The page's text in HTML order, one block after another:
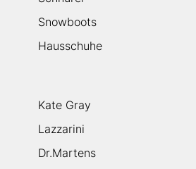
Snowboots
Hausschuhe
Kate Gray
Lazzarini
Dr.Martens